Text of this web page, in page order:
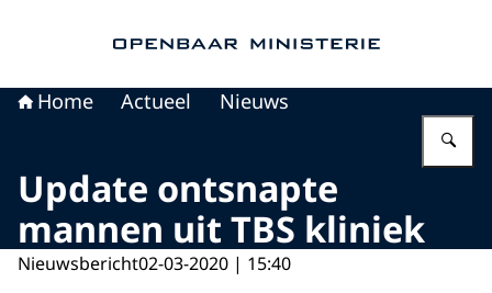
Home Actueel Nieuws
Update ontsnapte
mannen uit TBS kliniek
Nieuwsbericht02-03-2020 | 15:40